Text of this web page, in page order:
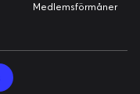
Medlemsförmåner